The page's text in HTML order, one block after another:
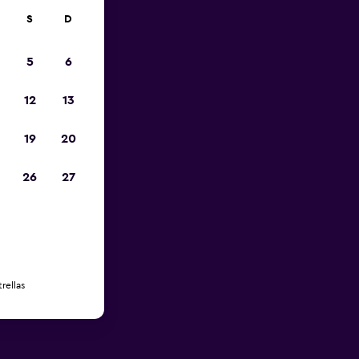
S D
5 6
12 13
19 20
26 27